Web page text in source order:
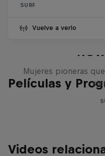
SURF
Vuelve a verlo
Películas y
Mujeres pioneras
Videos